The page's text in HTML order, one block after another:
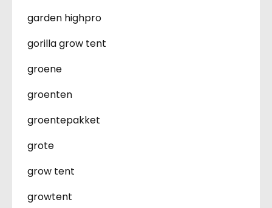
garden highpro
gorilla grow tent
groene
groenten
groentepakket
grote
grow tent
growtent